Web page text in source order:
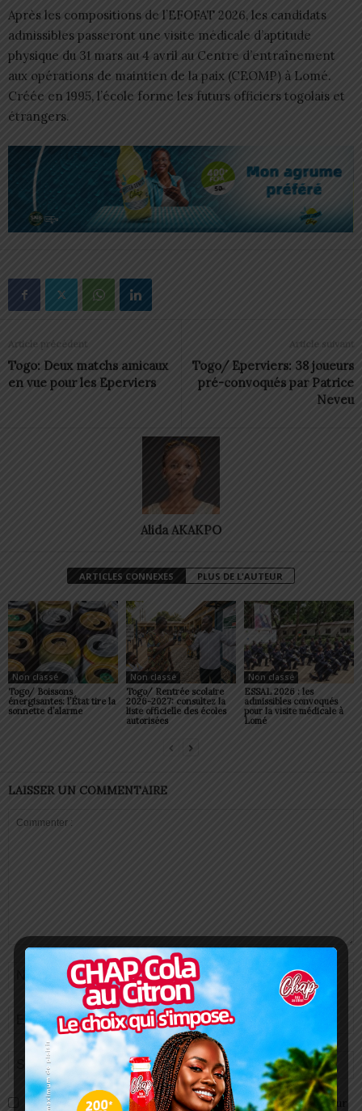
Après les compositions de l’EFOFAT 2026, les candidats
admissibles passeront une visite médicale d’aptitude
physique du 31 mars au 4 avril au Centre d’entraînement
aux opérations de maintien de la paix (CEOMP) à Lomé.
Créée en 1995, l’école forme les futurs officiers togolais et
étrangers.
Article précédent
Togo: Deux matchs amicaux
en vue pour les Eperviers
Article suivant
Togo/ Eperviers: 38 joueurs
pré-convoqués par Patrice
Neveu
Alida AKAKPO
ARTICLES CONNEXES PLUS DE L'AUTEUR
Non classé
Togo/ Boissons
énergisantes: l’État tire la
sonnette d’alarme
Non classé
Togo/ Rentrée scolaire
2026-2027: consultez la
liste officielle des écoles
autorisées
Non classé
ESSAL 2026 : les
admissibles convoqués
pour la visite médicale à
Lomé
LAISSER UN COMMENTAIRE
Enregistrer mon nom, email et site web dans ce navigateur pour